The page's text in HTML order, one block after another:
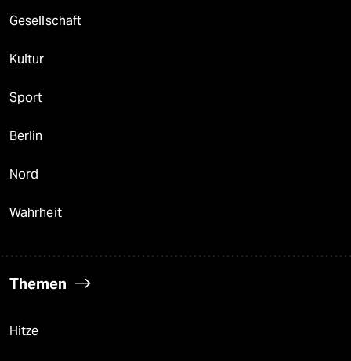
Gesellschaft
Kultur
Sport
Berlin
Nord
Wahrheit
Themen
Hitze